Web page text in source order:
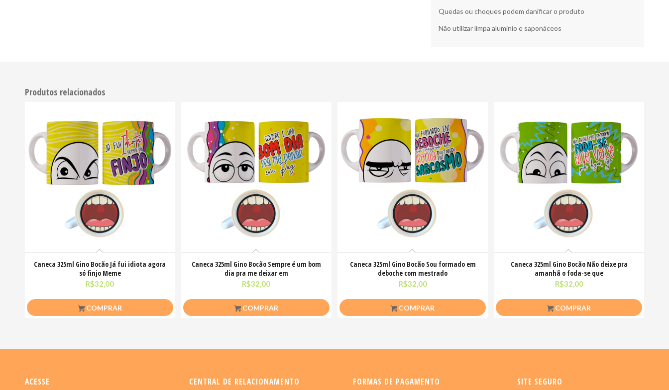
Quedas ou choques podem danificar o produto
Não utilizar limpa alumínio e saponáceos
Produtos relacionados
Caneca 325ml Gino Bocão Já fui idiota agora
só finjo Meme
R$32,00
COMPRAR
Caneca 325ml Gino Bocão Sempre é um bom
dia pra me deixar em
R$32,00
COMPRAR
Caneca 325ml Gino Bocão Sou formado em
deboche com mestrado
R$32,00
COMPRAR
Caneca 325ml Gino Bocão Não deixe pra
amanhã o foda-se que
R$32,00
COMPRAR
ACESSE CENTRAL DE RELACIONAMENTO FORMAS DE PAGAMENTO SITE SEGURO